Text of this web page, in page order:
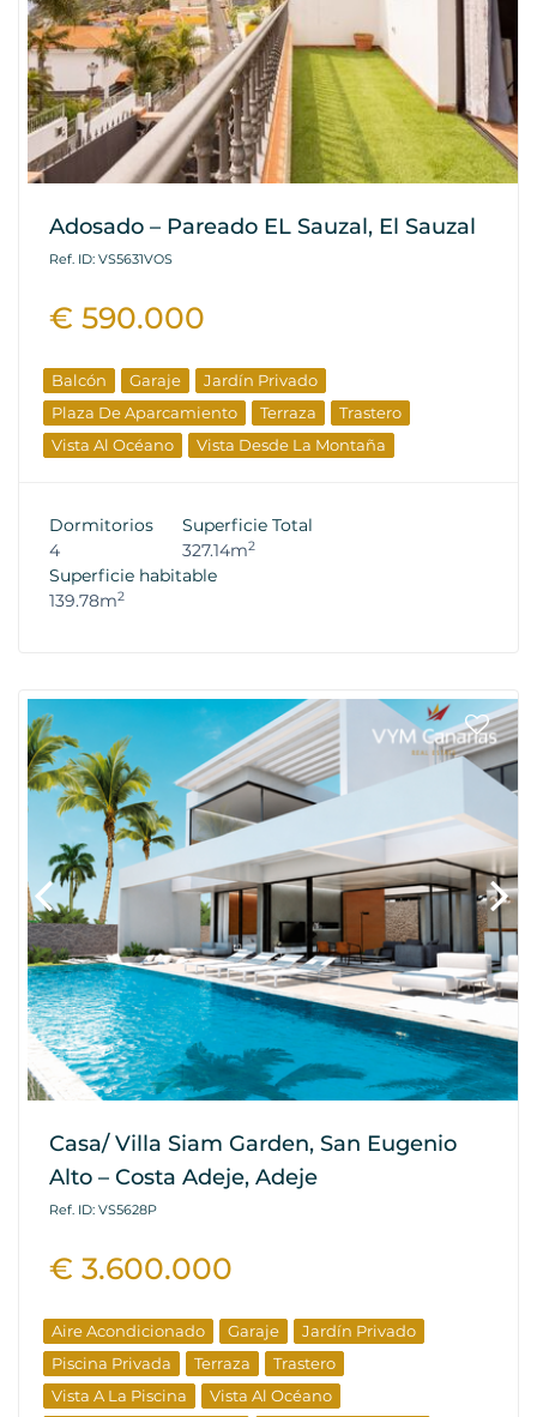
Adosado – Pareado EL Sauzal, El Sauzal
Ref. ID: VS5631VOS
€ 590.000
Balcón Garaje
Jardín Privado
Plaza De Aparcamiento
Terraza
Trastero
Vista Al Océano
Vista Desde La Montaña
Dormitorios
4
Superficie Total
327.14m2
Superficie habitable
139.78m2
Casa/ Villa Siam Garden, San Eugenio
Alto – Costa Adeje, Adeje
Ref. ID: VS5628P
€ 3.600.000
Aire Acondicionado Garaje
Jardín Privado
Piscina Privada
Terraza
Trastero
Vista A La Piscina
Vista Al Océano